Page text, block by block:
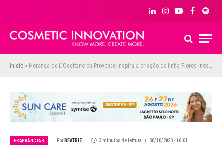
LinkedInInstagram
YouTubeFacebook
Início » Herança de L’Occitane en Provence inspira a criação da linha Flores Inesquecíveis para o Natal
FRAGRÂNCIAS Por BEATRIZ 3 minutos de leitura 30/10/2023 · 16:01